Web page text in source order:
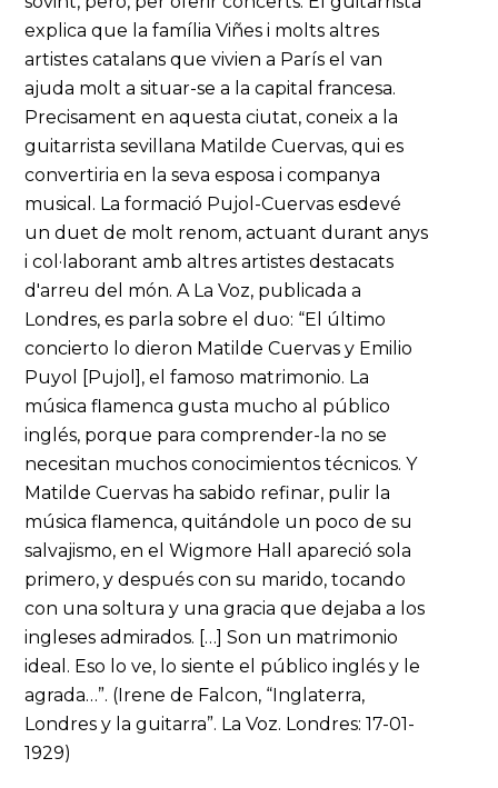
explica que la família Viñes i molts altres
artistes catalans que vivien a París el van
ajuda molt a situar-se a la capital francesa.
Precisament en aquesta ciutat, coneix a la
guitarrista sevillana Matilde Cuervas, qui es
convertiria en la seva esposa i companya
musical. La formació Pujol-Cuervas esdevé
un duet de molt renom, actuant durant anys
i col·laborant amb altres artistes destacats
d'arreu del món. A La Voz, publicada a
Londres, es parla sobre el duo: “El último
concierto lo dieron Matilde Cuervas y Emilio
Puyol [Pujol], el famoso matrimonio. La
música flamenca gusta mucho al público
inglés, porque para comprender-la no se
necesitan muchos conocimientos técnicos. Y
Matilde Cuervas ha sabido refinar, pulir la
música flamenca, quitándole un poco de su
salvajismo, en el Wigmore Hall apareció sola
primero, y después con su marido, tocando
con una soltura y una gracia que dejaba a los
ingleses admirados. […] Son un matrimonio
ideal. Eso lo ve, lo siente el público inglés y le
agrada…”. (Irene de Falcon, “Inglaterra,
Londres y la guitarra”. La Voz. Londres: 17-01-
1929)